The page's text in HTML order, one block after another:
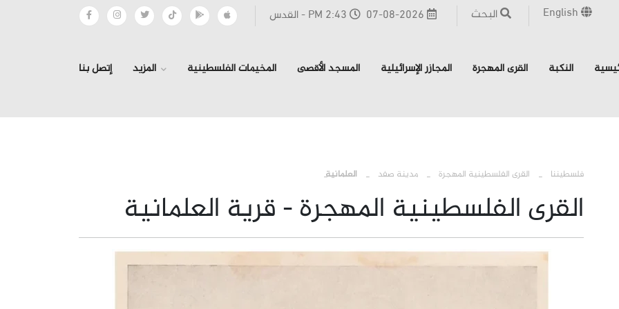
07-08-2026 2:43 PM - القدس البحث
النكبة القرى المهجرة المجازر الإسرائيلية المسجد الأقصى المخيمات الفلسطينية المزيد إتصل بنا
فلسطيننا › القرى الفلسطينية المهجرة مدينة صفد العلمانية
القرى الفلسطينية المهجرة - قرية العلمانية